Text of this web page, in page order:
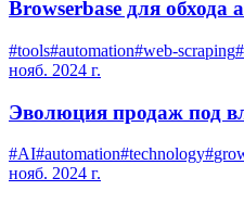
Browserbase для обхода
#tools#automation#web-scraping#
нояб. 2024 г.
Эволюция продаж под
#AI#automation#technology#
нояб. 2024 г.